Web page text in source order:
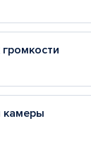
камеры